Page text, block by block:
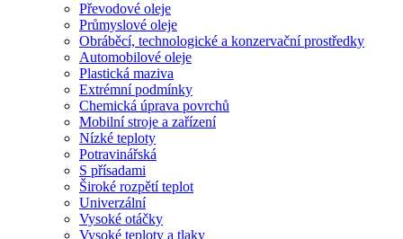
Převodové oleje
Průmyslové oleje
Obráběcí, technologické a konzervační prostředky
Automobilové oleje
Plastická maziva
Extrémní podmínky
Chemická úprava povrchů
Mobilní stroje a zařízení
Nízké teploty
Potravinářská
S přísadami
Široké rozpětí teplot
Univerzální
Vysoké otáčky
Vysoké teploty a tlaky